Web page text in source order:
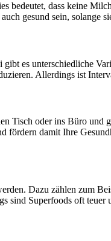
dass keine
gesund sein, solange
es unterschiedliche
Allerdings ist
Tisch oder ins Büro und
damit Ihre
Dazu zählen zum
Superfoods oft teuer